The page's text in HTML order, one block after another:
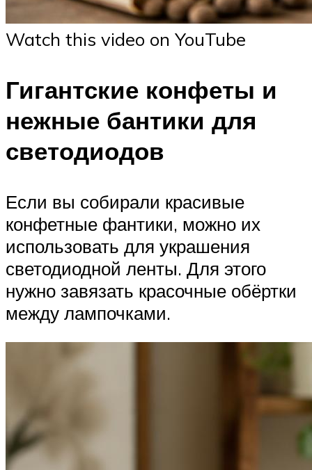
Watch this video on YouTube
Гигантские конфеты и
нежные бантики для
светодиодов
Если вы собирали красивые
конфетные фантики, можно их
использовать для украшения
светодиодной ленты. Для этого
нужно завязать красочные обёртки
между лампочками.